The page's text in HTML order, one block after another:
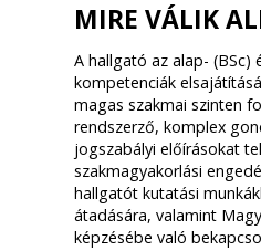
MIRE VÁLIK
A hallgató az alap- (BSc)
kompetenciák
magas szakmai szinten
rendszerző, komplex
jogszabályi előírásokat
szakmagyakorlási
hallgatót kutatási
átadására, valamint
képzésébe való